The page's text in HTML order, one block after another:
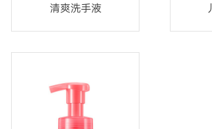
清爽洗手液